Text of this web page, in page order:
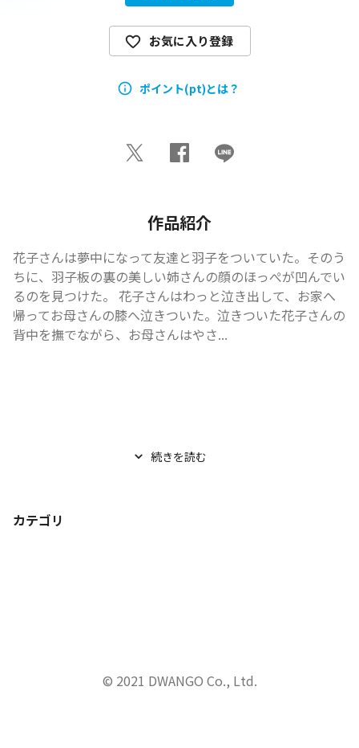
お気に入り登録
ポイント(pt)とは？
作品紹介
花子さんは夢中になって友達と羽子をついていた。そのう
ちに、羽子板の裏の美しい姉さんの顔のほっぺが凹んでい
るのを見つけた。 花子さんはわっと泣き出して、お家へ
帰ってお母さんの膝へ泣きついた。泣きついた花子さんの
背中を撫でながら、お母さんはやさ...
続きを読む
カテゴリ
© 2021 DWANGO Co., Ltd.